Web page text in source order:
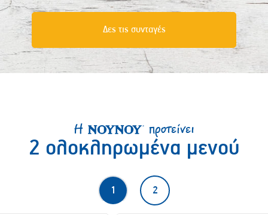
Δες τις συνταγές
Η προτείνει
2 ολοκληρωμένα μενού
1 2